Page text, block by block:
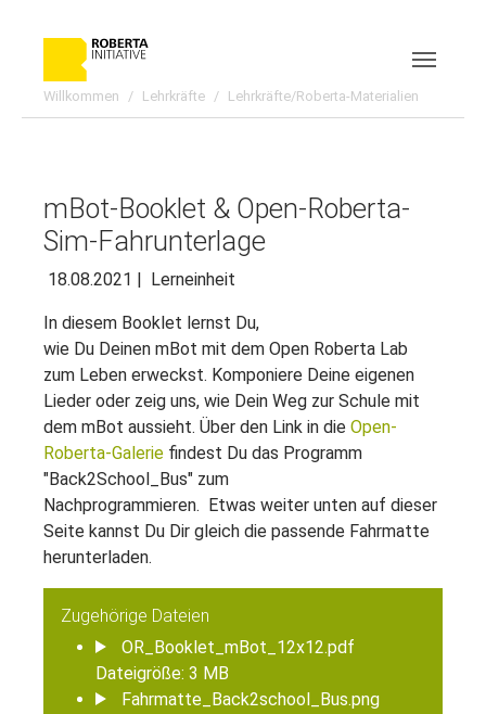
Skip to main content
Skip to page footer
Willkommen Lehrkräfte Lehrkräfte/Roberta-Materialien
mBot-Booklet & Open-Roberta-
Sim-Fahrunterlage
18.08.2021 Lerneinheit
In diesem Booklet lernst Du,
wie Du Deinen mBot mit dem Open Roberta Lab
zum Leben erweckst. Komponiere Deine eigenen
Lieder oder zeig uns, wie Dein Weg zur Schule mit
dem mBot aussieht. Über den Link in die Open-
Roberta-Galerie findest Du das Programm
"Back2School_Bus" zum
Nachprogrammieren. Etwas weiter unten auf dieser
Seite kannst Du Dir gleich die passende Fahrmatte
herunterladen.
Zugehörige Dateien
OR_Booklet_mBot_12x12.pdf
Dateigröße: 3 MB
Fahrmatte_Back2school_Bus.png